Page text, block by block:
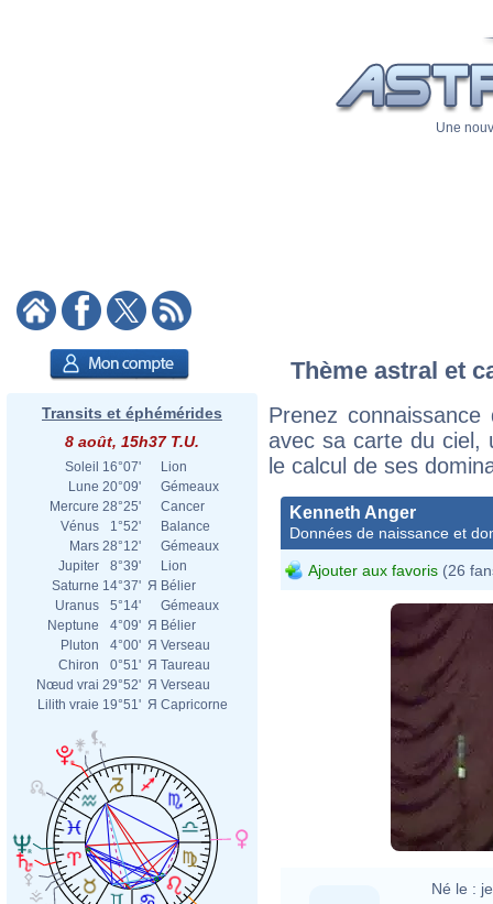
Une
Transits et éphémérides
8 août, 15h37 T.U.
Soleil 16°07'
Lion
Lune 20°09'
Gémeaux
Mercure 28°25'
Cancer
Vénus
1°52'
Balance
Mars 28°12'
Gémeaux
Jupiter
8°39'
Lion
Saturne 14°37' Я Bélier
Uranus
5°14'
Gémeaux
Neptune
4°09' Я Bélier
Pluton
4°00' Я Verseau
Chiron
0°51' Я Taureau
Nœud vrai 29°52' Я Verseau
Lilith vraie 19°51' Я Capricorne
Thème astral et
Prenez
avec sa carte du ciel,
le calcul de ses
Kenneth Anger
Données de naissance et
Ajouter aux favoris (26
Né le :